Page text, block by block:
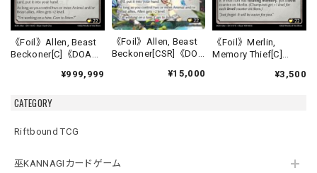
CATEGORY
Riftbound TCG
巫KANNAGIカードゲーム
《Foil》Allen, Beast
Beckoner[C]《DOA
¥999,999
《Foil》Allen, Beast
Beckoner[CSR]《DOA
¥15,000
《Foil》Merlin,
Memory Thief[C]
¥3,500